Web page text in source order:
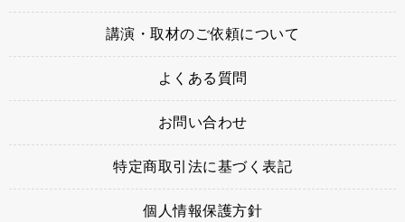
講演・取材のご依頼について
よくある質問
お問い合わせ
特定商取引法に基づく表記
個人情報保護方針